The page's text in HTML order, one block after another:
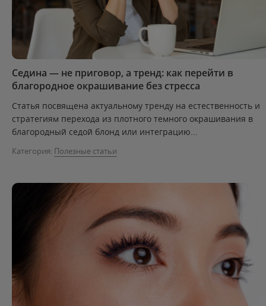
Седина — не приговор, а тренд: как перейти в
благородное окрашивание без стресса
Статья посвящена актуальному тренду на естественность и
стратегиям перехода из плотного темного окрашивания в
благородный седой блонд или интеграцию...
Категория: Полезные статьи